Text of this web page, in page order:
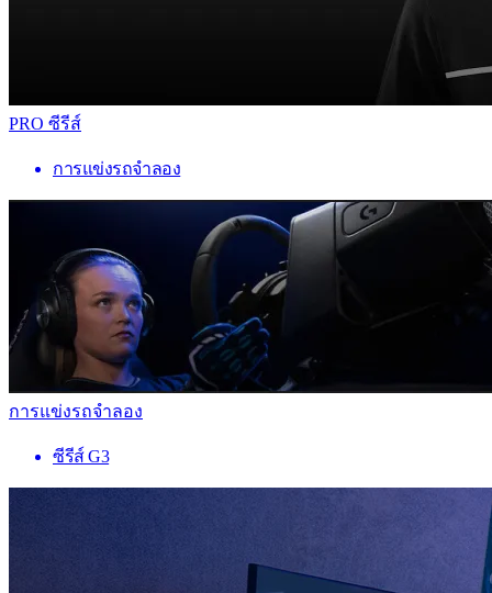
PRO ซีรีส์
การแข่งรถจำลอง
การแข่งรถจำลอง
ซีรีส์ G3